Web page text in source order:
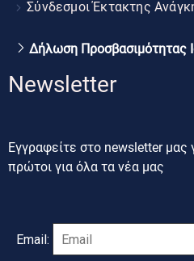
Σύνδεσμοι Έκτακτης
Δήλωση Προσβασιμότητας
Newsletter
Εγγραφείτε στο newsletter μας
πρώτοι για όλα τα νέα μας
Email: